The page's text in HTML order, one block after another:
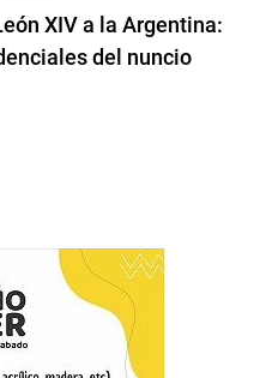
XIV a la Argentina:
del nuncio